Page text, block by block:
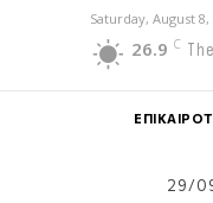
Saturday, August 8,
26.9 C
29/